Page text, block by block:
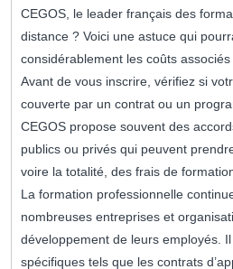
CEGOS, le leader français des
distance ? Voici une astuce qui
considérablement les coûts associés
Avant de vous inscrire, vérifiez si
couverte par un contrat ou un
CEGOS propose souvent des
publics ou privés qui peuvent
voire la totalité, des frais de
La formation professionnelle
nombreuses entreprises et
développement de leurs employés.
spécifiques tels que les contrats